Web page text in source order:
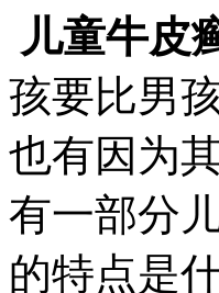
儿童牛皮
孩要比男
也有因为
有一部分
的特点是